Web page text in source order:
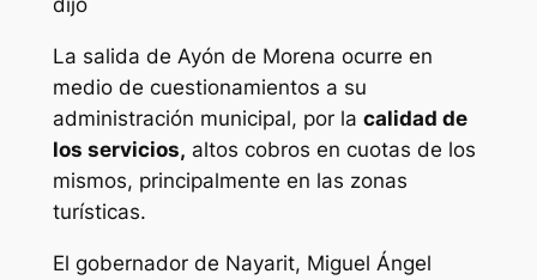
dijo
La salida de Ayón de Morena ocurre en
medio de cuestionamientos a su
administración municipal, por la calidad de
los servicios, altos cobros en cuotas de los
mismos, principalmente en las zonas
turísticas.
El gobernador de Nayarit, Miguel Ángel